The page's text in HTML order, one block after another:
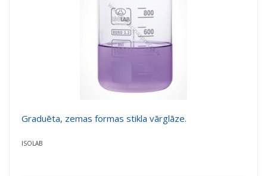
Graduēta, zemas formas stikla vārglāze.
ISOLAB